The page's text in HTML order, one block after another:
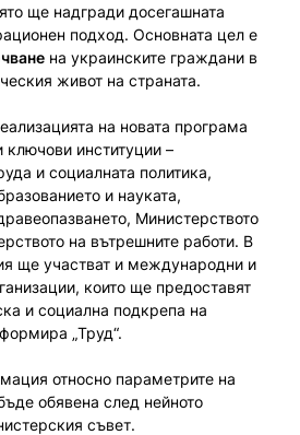
ще надгради досегашната
подход. Основната цел е
на украинските граждани в
живот на страната.
на новата програма
институции –
и социалната политика,
и науката,
Министерството
на вътрешните работи. В
ще участват и международни и
които ще предоставят
и социална подкрепа на
„Труд“.
относно параметрите на
обявена след нейното
съвет.